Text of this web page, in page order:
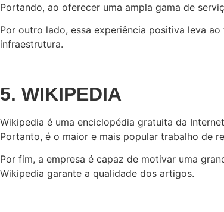
Portando, ao oferecer uma ampla gama de
Por outro lado, essa experiência positiva leva
infraestrutura.
5. WIKIPEDIA
Wikipedia é uma enciclopédia gratuita da
Portanto, é o maior e mais popular trabalho de
Por fim, a empresa é capaz de motivar uma
Wikipedia garante a qualidade dos artigos.